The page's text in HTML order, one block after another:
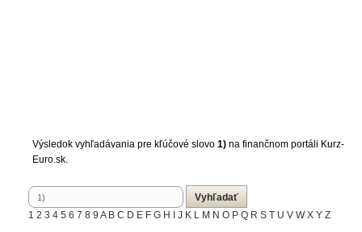
Výsledok vyhľadávania pre kľúčové slovo 1) na finančnom portáli Kurz-
Euro.sk.
1 2 3 4 5 6 7 8 9 A B C D E F G H J K L M N O P Q R S T U V W X Y Z